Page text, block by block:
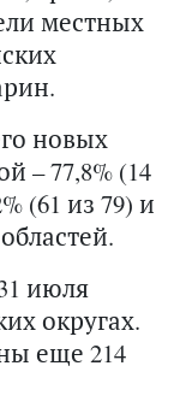
местных
новых
– 77,8% (14
(61 из 79) и
июля
округах.
еще 214